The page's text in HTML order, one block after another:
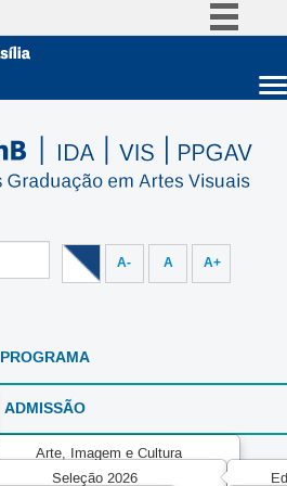
Acesso à informação
Legislação
Unidades acadêmicas
Estude na UnB
Graduação
A- A A+
PROGRAMA
Arte, Imagem e Cultura
Métodos, Processos e Linguagens
ADMISSÃO
Seleção 2026
DOCENTE